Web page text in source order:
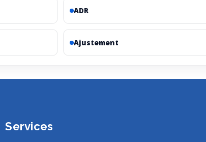
ADR
Ajustement
Services